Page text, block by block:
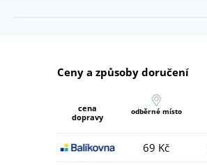
Ceny a způsoby doručení
cena
dopravy
odběrné místo
69 Kč